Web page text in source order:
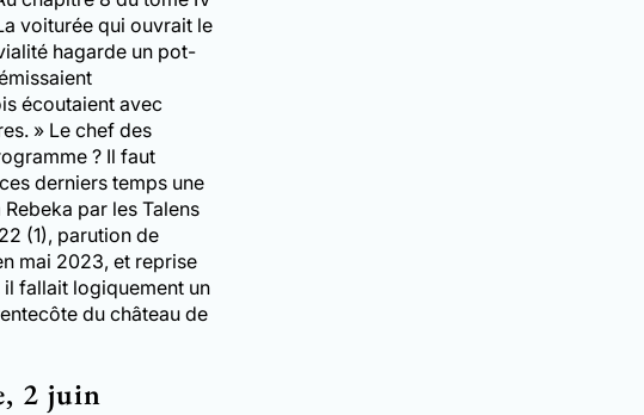
voiturée qui ouvrait le
hagarde un pot-
écoutaient avec
» Le chef des
? Il faut
derniers temps une
par les Talens
(1), parution de
mai 2023, et reprise
il fallait logiquement un
du château de
2 juin